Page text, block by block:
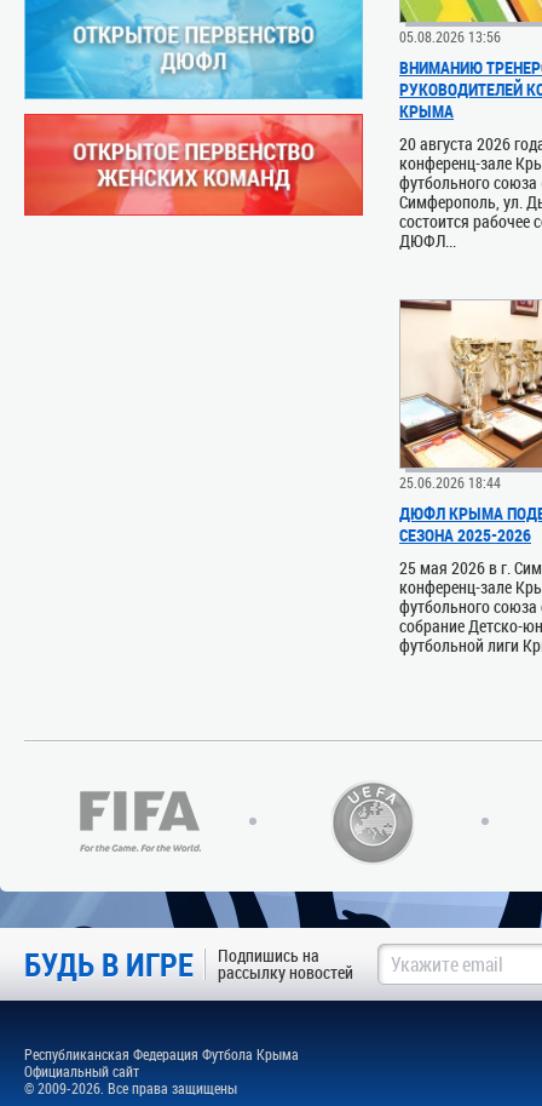
05.08.2026 13:56
ВНИМАНИЮ
РУКОВОДИТЕЛЕЙ
КРЫМА
20 августа 2026
конференц-зале
футбольного союза
Симферополь, ул.
состоится рабочее
ДЮФЛ...
25.06.2026 18:44
ДЮФЛ КРЫМА
СЕЗОНА 2025-2026
25 мая 2026 в г.
конференц-зале
футбольного союза
собрание Детско-
футбольной лиги
БУДЬ В ИГРЕ Подпишись на
рассылку новостей
Республиканская Федерация Футбола Крыма
Официальный сайт
© 2009-2026. Все права защищены